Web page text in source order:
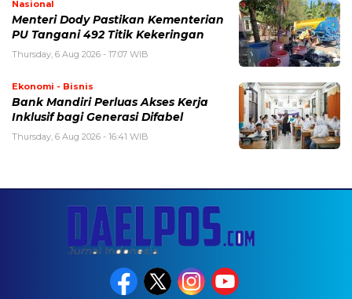
Nasional
Menteri Dody Pastikan Kementerian
PU Tangani 492 Titik Kekeringan
Thursday, 6 Aug 2026 - 17:07 WIB
Ekonomi - Bisnis
Bank Mandiri Perluas Akses Kerja
Inklusif bagi Generasi Difabel
Thursday, 6 Aug 2026 - 16:41 WIB